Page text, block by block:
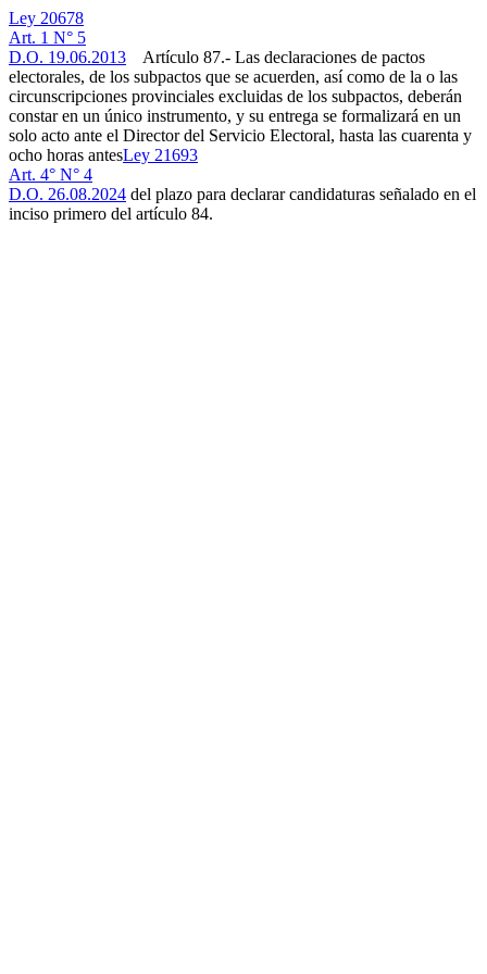
Ley 20678
Art. 1 N° 5
D.O. 19.06.2013 Artículo 87.- Las declaraciones de pactos
electorales, de los subpactos que se acuerden, así como de la o las
circunscripciones provinciales excluidas de los subpactos, deberán
constar en un único instrumento, y su entrega se formalizará en un
solo acto ante el Director del Servicio Electoral, hasta las cuarenta y
ocho horas antesLey 21693
Art. 4° N° 4
D.O. 26.08.2024 del plazo para declarar candidaturas señalado en el
inciso primero del artículo 84.